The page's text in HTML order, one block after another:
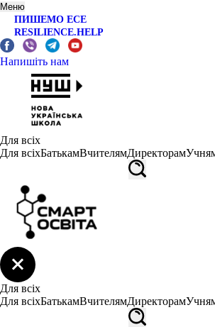
Меню
ПИШЕМО ЕСЕ
RESILIENCE.HELP
Напишіть нам
Для всіх
Для всіхБатькамВчителямДиректорам
Для всіх
Для всіхБатькамВчителямДиректорам